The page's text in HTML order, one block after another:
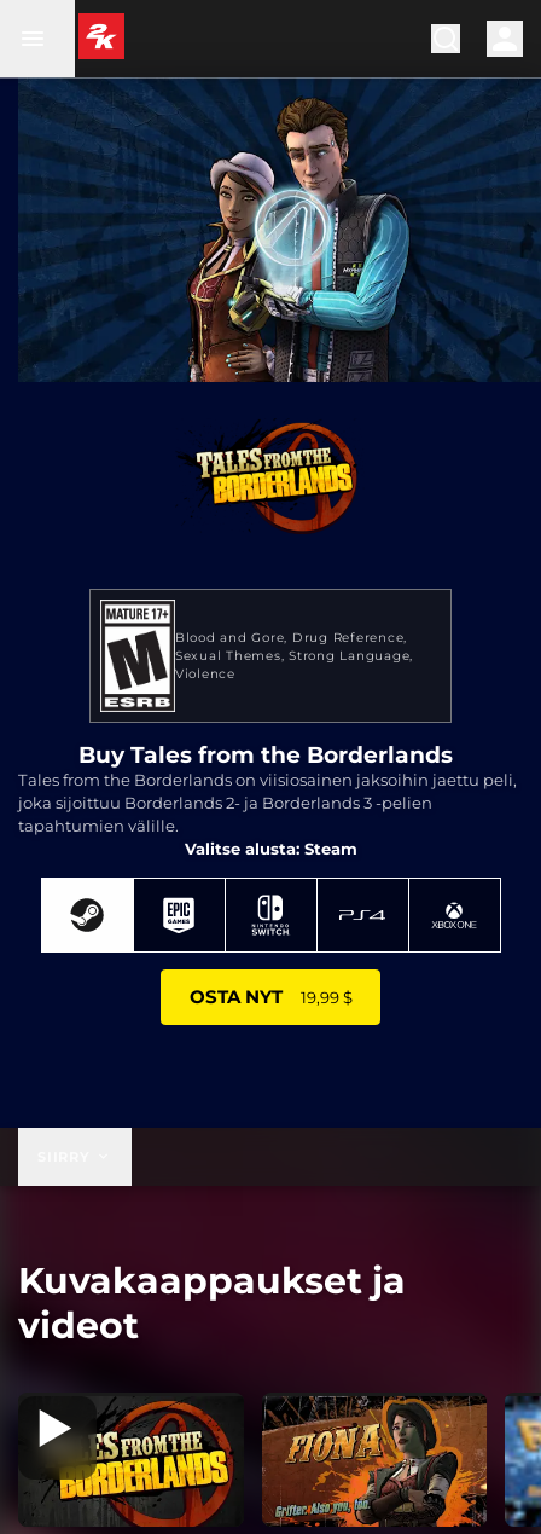
Blood and Gore Drug Reference
Sexual Themes Strong Language
Violence
Buy Tales from the Borderlands
Tales from the Borderlands on viisiosainen jaksoihin jaettu peli,
joka sijoittuu Borderlands 2- ja Borderlands 3 -pelien
tapahtumien välille.
Valitse alusta: Steam
OSTA NYT 19,99 $
Kuvakaappaukset ja
videot